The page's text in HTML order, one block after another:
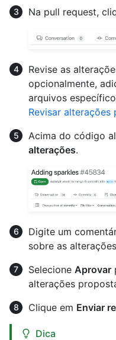
Na pull request,
Revise as
opcionalmente,
arquivos
Revisar
Acima do código
alterações.
Digite um
sobre as
Selecione Aprovar
alterações
Clique em Enviar
Dica